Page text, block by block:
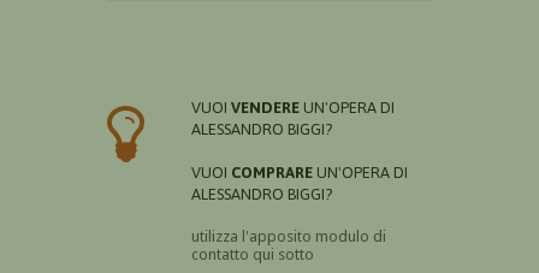
VUOI VENDERE UN'OPERA DI
ALESSANDRO BIGGI?
VUOI COMPRARE UN'OPERA DI
ALESSANDRO BIGGI?
utilizza l'apposito modulo di
contatto qui sotto